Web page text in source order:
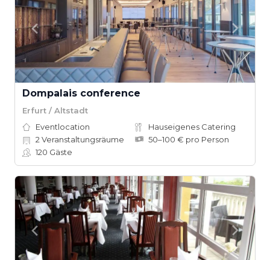
Dompalais conference
Erfurt / Altstadt
Eventlocation
Hauseigenes Catering
2 Veranstaltungsräume
50–100 € pro Person
120 Gäste